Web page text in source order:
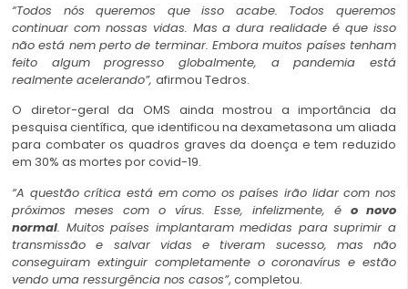
“Todos nós queremos que isso acabe. Todos queremos
continuar com nossas vidas. Mas a dura realidade é que isso
não está nem perto de terminar. Embora muitos países tenham
feito algum progresso globalmente, a pandemia está
realmente acelerando”, afirmou Tedros.
O diretor-geral da OMS ainda mostrou a importância da
pesquisa científica, que identificou na dexametasona um aliada
para combater os quadros graves da doença e tem reduzido
em 30% as mortes por covid-19.
“A questão crítica está em como os países irão lidar com nos
próximos meses com o vírus. Esse, infelizmente, é o novo
normal. Muitos países implantaram medidas para suprimir a
transmissão e salvar vidas e tiveram sucesso, mas não
conseguiram extinguir completamente o coronavírus e estão
vendo uma ressurgência nos casos”, completou.